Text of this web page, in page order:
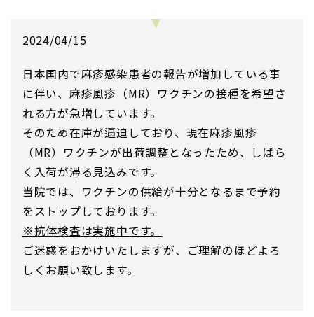
2024/04/15
日本国内で麻疹感染患者の報告が増加している事
に伴い、麻疹風疹（MR）ワクチンの接種を希望さ
れる方が急増しています。
そのため在庫が逼迫しており、現在麻疹風疹
（MR）ワクチンが出荷調整となったため、しばら
く入荷が滞る見込みです。
当院では、ワクチンの供給が十分となるまで予約
をストップしております。
※抗体検査は実施中です。
ご迷惑をおかけいたしますが、ご理解のほどよろ
しくお願い致します。